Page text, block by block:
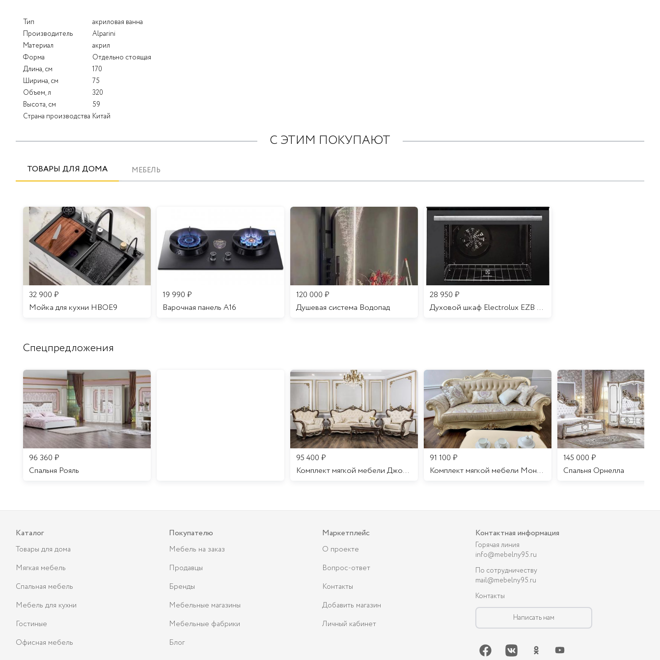
Тип
акриловая ванна
Производитель
Alparini
Материал
акрил
Форма
Отдельно стоящая
Длина, см
170
Ширина, см
75
Объем, л
320
Высота, см
59
Страна производства Китай
С ЭТИМ ПОКУПАЮТ
ТОВАРЫ ДЛЯ ДОМА МЕБЕЛЬ
32 900 ₽
Мойка для кухни HBOE9
19 990 ₽
Варочная панель A16
120 000 ₽
Душевая система Водопад
28 950 ₽
Духовой шкаф Electrolux EZB 52410 AK
Спецпредложения
96 360 ₽
Спальня Рояль
95 400 ₽
Комплект мягкой мебели Джоконда
91 100 ₽
Комплект мягкой мебели Мона Лиза
145 000 ₽
Cпальня Орнелла
Каталог
Товары для дома
Мягкая мебель
Спальная мебель
Мебель для кухни
Гостиные
Офисная мебель
Покупателю
Мебель на заказ
Продавцы
Бренды
Мебельные магазины
Мебельные фабрики
Блог
Маркетплейс
О проекте
Вопрос-ответ
Контакты
Добавить магазин
Личный кабинет
Контактная информация
Горячая линия
info@mebelny95.ru
По сотрудничеству
mail@mebelny95.ru
Контакты
Написать нам